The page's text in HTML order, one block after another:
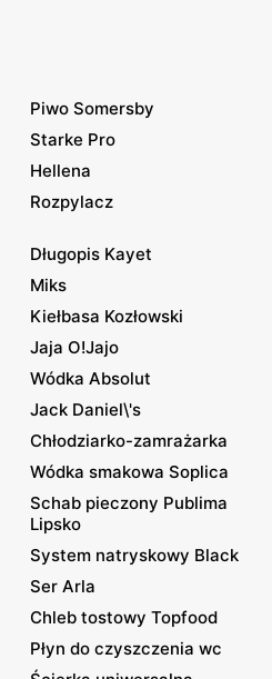
Piwo Somersby
Starke Pro
Hellena
Rozpylacz
Długopis Kayet
Miks
Kiełbasa Kozłowski
Jaja O!Jajo
Wódka Absolut
Jack Daniel\'s
Chłodziarko-zamrażarka
Wódka smakowa Soplica
Schab pieczony Publima
Lipsko
System natryskowy Black
Ser Arla
Chleb tostowy Topfood
Płyn do czyszczenia wc